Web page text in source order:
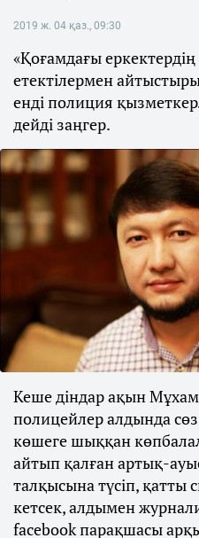
2019 ж. 04 қаз., 09:30
«Қоғамдағы
етектілермен
енді полиция
дейді заңгер.
Кеше діндар ақын
полицейлер алдында
көшеге шыққан
айтып қалған артық-
талқысына түсіп, қатты
кетсек, алдымен
facebook парақшасы